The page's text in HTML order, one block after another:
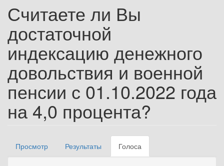
Считаете ли Вы
достаточной
индексацию денежного
довольствия и военной
пенсии с 01.10.2022 года
на 4,0 процента?
Главные вкладки
Просмотр Результаты Голоса
вкладка)